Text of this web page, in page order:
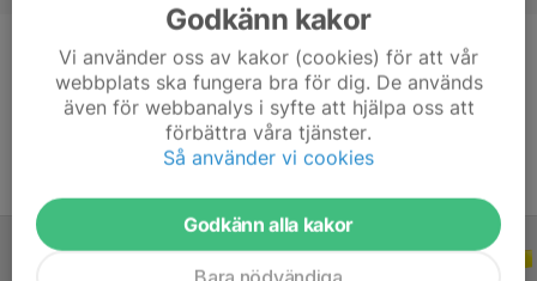
Position
-
12 år
Godkänn kakor
Vi använder oss av kakor (cookies) för att vår
webbplats ska fungera bra för dig. De används
även för webbanalys i syfte att hjälpa oss att
förbättra våra tjänster.
Så använder vi cookies
Godkänn alla kakor